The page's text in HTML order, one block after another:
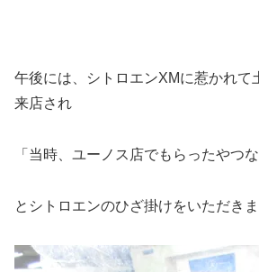
午後には、シトロエンXMに惹かれて
来店され
「当時、ユーノス店でもらったやつ
とシトロエンのひざ掛けをいただきま